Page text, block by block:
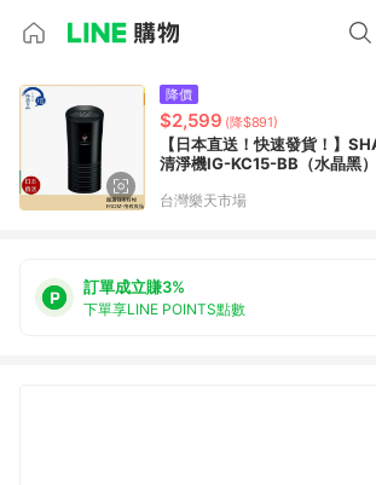
降價
$2,599 (降$891)
【日本直送！快速發貨！】
清淨機IG-KC15-BB（水晶黑）
台灣樂天市場
訂單成立賺3%
下單享LINE POINTS點數